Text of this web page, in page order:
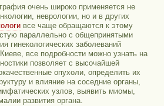
очень широко применяется не
неврологии, но и в других
все чаще обращаются к этому
параллельно с общепринятыми
гинекологических заболеваний
все подробности можно узнать на
позволяет с высочайшей
опухоли, определить их
и влияние на соседние органы,
узлов, выявить миомы,
развития органа.